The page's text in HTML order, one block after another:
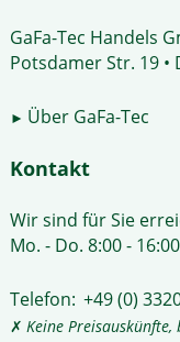
GaFa-Tec Handels
Potsdamer Str. 19 •
► Über GaFa-Tec
Kontakt
Wir sind für Sie
Mo. - Do. 8:00 -
Telefon: +49 (0)
✗ Keine